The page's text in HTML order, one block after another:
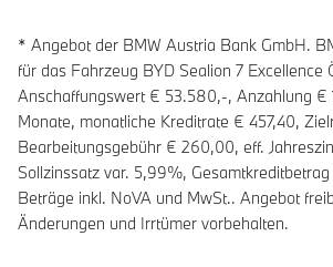
* Angebot der BMW Austria Bank GmbH.
für das Fahrzeug BYD Sealion 7 Excellence
Anschaffungswert € 53.580,-, Anzahlung €
Monate, monatliche Kreditrate € 457,40,
Bearbeitungsgebühr € 260,00, eff.
Sollzinssatz var. 5,99%,
Beträge inkl. NoVA und MwSt.. Angebot
Änderungen und Irrtümer vorbehalten.